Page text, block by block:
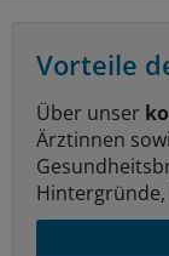
Vorteile
Über unser
Ärztinnen
Hintergründe,